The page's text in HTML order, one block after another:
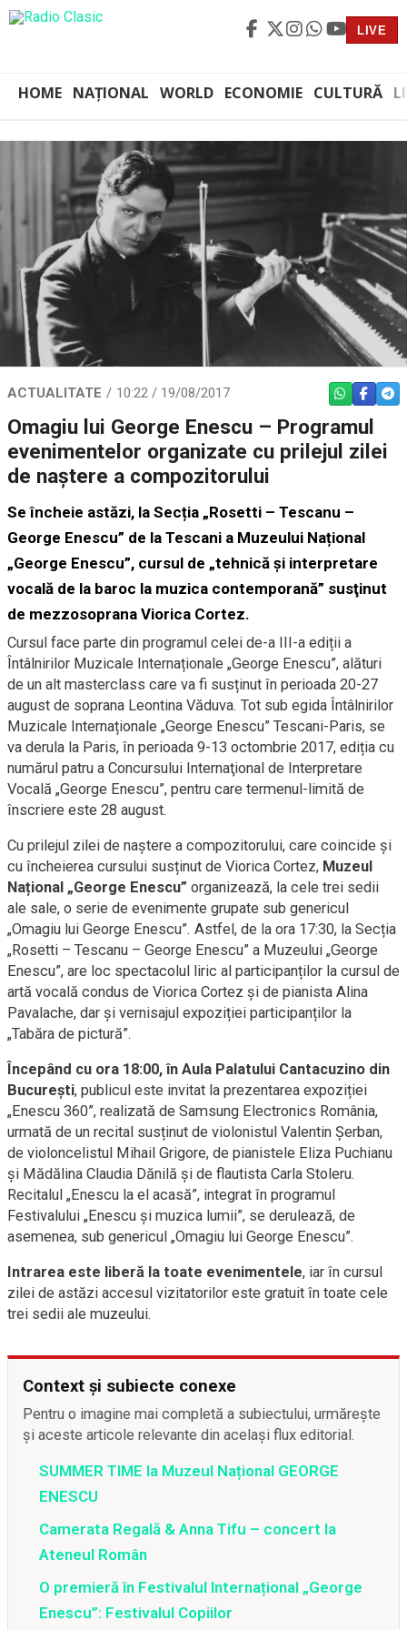
LIVE
HOME NAȚIONAL WORLD ECONOMIE CULTURĂ
ACTUALITATE 10:22 / 19/08/2017 WHATSAPP
Omagiu lui George Enescu – Programul
evenimentelor organizate cu prilejul zilei
de naştere a compozitorului
Se încheie astăzi, la Secția „Rosetti – Tescanu –
George Enescu” de la Tescani a Muzeului Național
„George Enescu”, cursul de „tehnică şi interpretare
vocală de la baroc la muzica contemporană” susţinut
de mezzosoprana Viorica Cortez.
Cursul face parte din programul celei de-a III-a ediții a
Întâlnirilor Muzicale Internaționale „George Enescu”, alături
de un alt masterclass care va fi susținut în perioada 20-27
august de soprana Leontina Văduva. Tot sub egida Întâlnirilor
Muzicale Internaționale „George Enescu” Tescani-Paris, se
va derula la Paris, în perioada 9-13 octombrie 2017, ediția cu
numărul patru a Concursului Internaţional de Interpretare
Vocală „George Enescu”, pentru care termenul-limită de
înscriere este 28 august.
Cu prilejul zilei de naștere a compozitorului, care coincide și
cu încheierea cursului susținut de Viorica Cortez, Muzeul
Național „George Enescu” organizează, la cele trei sedii
ale sale, o serie de evenimente grupate sub genericul
„Omagiu lui George Enescu”. Astfel, de la ora 17:30, la Secția
„Rosetti – Tescanu – George Enescu” a Muzeului „George
Enescu”, are loc spectacolul liric al participanților la cursul de
artă vocală condus de Viorica Cortez și de pianista Alina
Pavalache, dar și vernisajul expoziției participanților la
„Tabăra de pictură”.
Începând cu ora 18:00, în Aula Palatului Cantacuzino din
București, publicul este invitat la prezentarea expoziției
„Enescu 360”, realizată de Samsung Electronics România,
urmată de un recital susținut de violonistul Valentin Șerban,
de violoncelistul Mihail Grigore, de pianistele Eliza Puchianu
și Mădălina Claudia Dănilă și de flautista Carla Stoleru.
Recitalul „Enescu la el acasă”, integrat în programul
Festivalului „Enescu și muzica lumii”, se derulează, de
asemenea, sub genericul „Omagiu lui George Enescu”.
Intrarea este liberă la toate evenimentele, iar în cursul
zilei de astăzi accesul vizitatorilor este gratuit în toate cele
trei sedii ale muzeului.
Context și subiecte conexe
Pentru o imagine mai completă a subiectului, urmărește
și aceste articole relevante din același flux editorial.
SUMMER TIME la Muzeul Național GEORGE
ENESCU
Camerata Regală & Anna Tifu – concert la
Ateneul Român
O premieră în Festivalul Internațional „George
Enescu”: Festivalul Copiilor